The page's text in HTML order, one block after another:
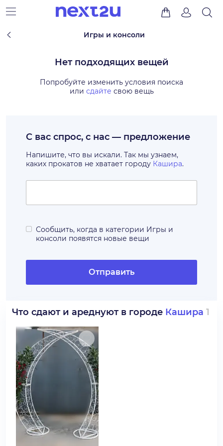
Игры и консоли
Нет подходящих вещей
Попробуйте изменить условия поиска
или сдайте свою вещь
С вас спрос, с нас — предложение
Напишите, что вы искали. Так мы узнаем,
каких прокатов не хватает городу Кашира.
Сообщить, когда в категории Игры и
консоли появятся новые вещи
Отправить
Что сдают и ареднуют в городе Кашира 1